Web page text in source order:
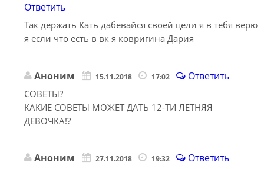
Ответить
Так держать Кать дабевайся своей цели я в тебя верю
я если что есть в вк я ковригина Дария
Аноним 15.11.2018 17:02 Ответить
СОВЕТЫ?
КАКИЕ СОВЕТЫ МОЖЕТ ДАТЬ 12-ТИ ЛЕТНЯЯ
ДЕВОЧКА!?
Аноним 27.11.2018 19:32 Ответить